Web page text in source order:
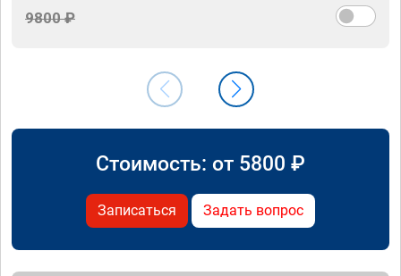
9800 ₽
Стоимость: от 5800 ₽
Записаться Задать вопрос